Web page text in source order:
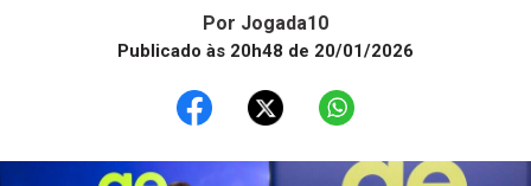
Por Jogada10
Publicado às 20h48 de 20/01/2026